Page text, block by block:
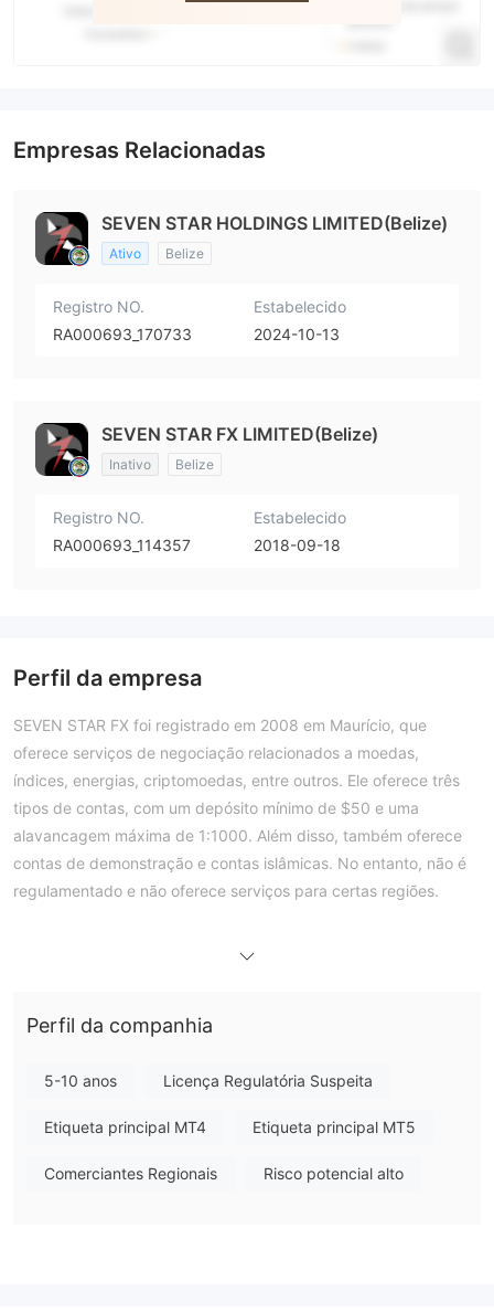
Empresas Relacionadas
SEVEN STAR HOLDINGS LIMITED(Belize)
Ativo Belize
Registro NO.
RA000693_170733
Estabelecido
2024-10-13
SEVEN STAR FX LIMITED(Belize)
Inativo Belize
Registro NO.
RA000693_114357
Estabelecido
2018-09-18
Perfil da empresa
SEVEN STAR FX foi registrado em 2008 em Maurício, que
oferece serviços de negociação relacionados a moedas,
índices, energias, criptomoedas, entre outros. Ele oferece três
tipos de contas, com um depósito mínimo de $50 e uma
alavancagem máxima de 1:1000. Além disso, também oferece
contas de demonstração e contas islâmicas. No entanto, não é
regulamentado e não oferece serviços para certas regiões.
regulado
empresa não possui regulação em seu local de registro. Esteja
SEVEN STAR FX oferece uma série de produtos, incluindo
futuros de CFD e criptomoedas.
Perfil da companhia
5-10 anos Licença Regulatória Suspeita
Etiqueta principal MT4 Etiqueta principal MT5
Comerciantes Regionais Risco potencial alto